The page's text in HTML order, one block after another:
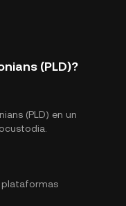
(PLD)?
(PLD) en un
plataformas